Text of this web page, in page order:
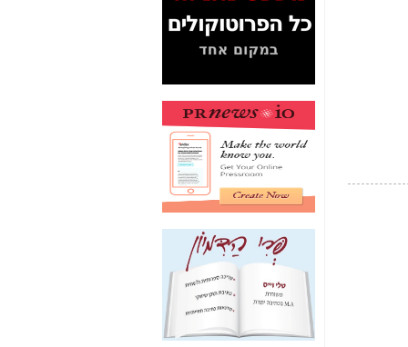
לאיש הלא נכון! -כאן
עובדות ומסמכים
האם ביבי כשר
תקשורת עזר לקב'
בזק? -כאן
מה מקור ה-Fake
News שהביא לתפירת
תיק לביבי והעלמת
החשודים הנכונים -כאן
אחת הרגליים של "תיק
4000 התפור"
התמוטטה היום
בניצחון (כפול) של בזק
-
כאן
איך כתבות מפנקות